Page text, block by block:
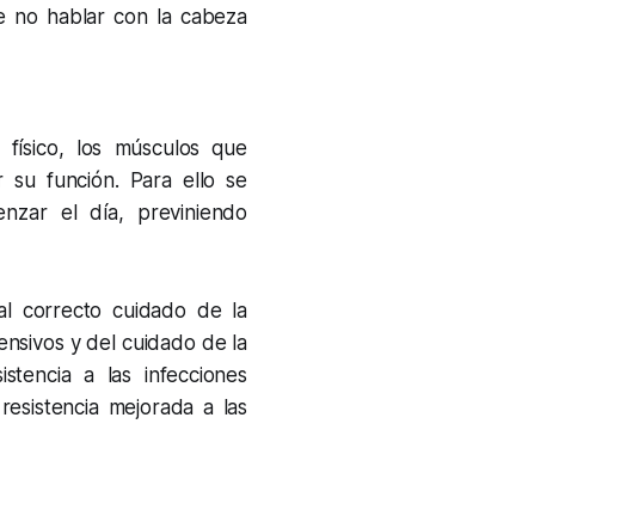
no hablar con la cabeza
los músculos que
su función. Para ello se
el día, previniendo
correcto cuidado de la
y del cuidado de la
a las infecciones
mejorada a las